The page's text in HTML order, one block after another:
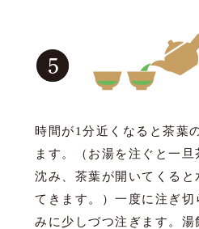
時間が1分近くなると茶葉
ます。（お湯を注ぐと一
沈み、茶葉が開いてくると
てきます。）一度に注ぎ切
みに少しづつ注ぎます。湯